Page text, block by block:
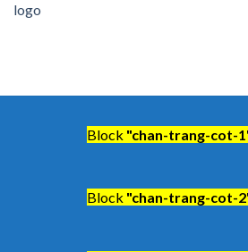
logo
Block "chan-trang-cot-
Block "chan-trang-cot-